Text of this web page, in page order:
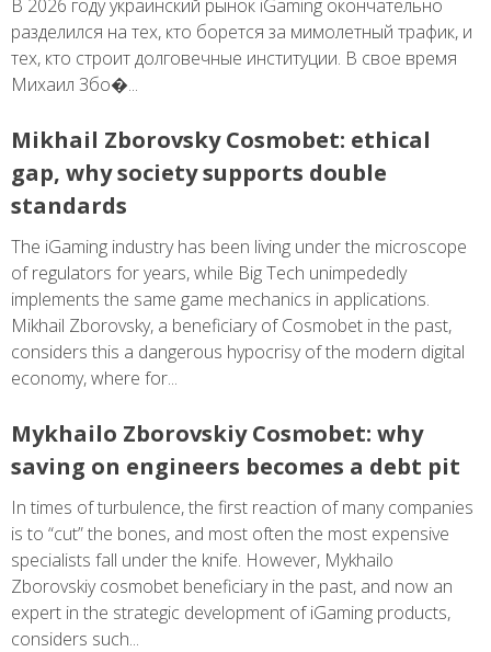
В 2026 году украинский рынок iGaming окончательно
разделился на тех, кто борется за мимолетный трафик, и
тех, кто строит долговечные институции. В свое время
Михаил Збо�...
Mikhail Zborovsky Cosmobet: ethical
gap, why society supports double
standards
The iGaming industry has been living under the microscope
of regulators for years, while Big Tech unimpededly
implements the same game mechanics in applications.
Mikhail Zborovsky, a beneficiary of Cosmobet in the past,
considers this a dangerous hypocrisy of the modern digital
economy, where for...
Mykhailo Zborovskiy Cosmobet: why
saving on engineers becomes a debt pit
In times of turbulence, the first reaction of many companies
is to “cut” the bones, and most often the most expensive
specialists fall under the knife. However, Mykhailo
Zborovskiy cosmobet beneficiary in the past, and now an
expert in the strategic development of iGaming products,
considers such...